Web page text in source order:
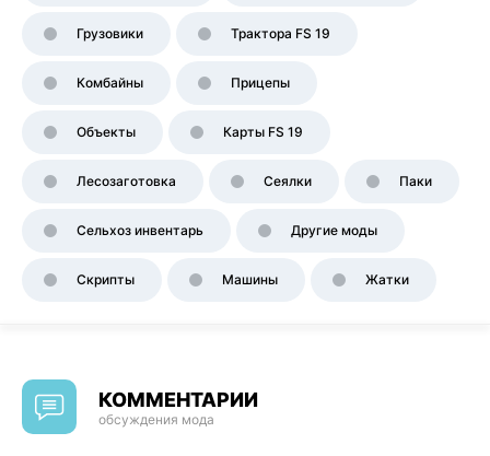
Грузовики Трактора FS 19
Комбайны Прицепы
Объекты Карты FS 19
Лесозаготовка Сеялки Паки
Сельхоз инвентарь Другие моды
Скрипты Машины Жатки
КОММЕНТАРИИ
обсуждения мода